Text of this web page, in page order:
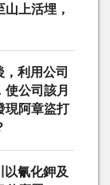
上活埋，
，利用公司
使公司該月
現阿章盜打
以氰化鉀及